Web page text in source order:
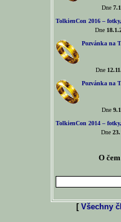
Dne
TolkienCon 2016 –
Dne
Pozvánka na
Dne
Pozvánka na
Dne
TolkienCon 2014 –
Dne
O
[ Všechny